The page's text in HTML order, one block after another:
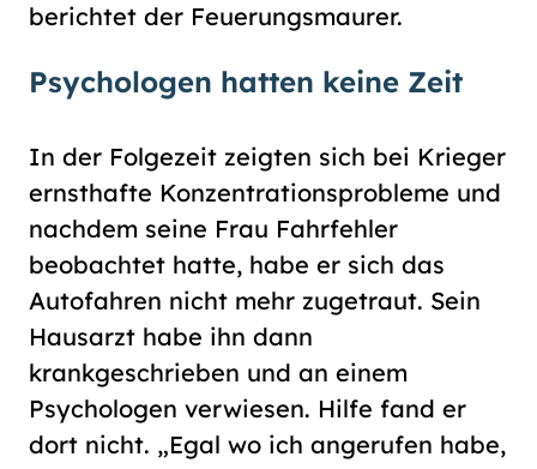
berichtet der Feuerungsmaurer.
Psychologen hatten keine Zeit
In der Folgezeit zeigten sich bei Krieger
ernsthafte Konzentrationsprobleme und
nachdem seine Frau Fahrfehler
beobachtet hatte, habe er sich das
Autofahren nicht mehr zugetraut. Sein
Hausarzt habe ihn dann
krankgeschrieben und an einem
Psychologen verwiesen. Hilfe fand er
dort nicht. „Egal wo ich angerufen habe,